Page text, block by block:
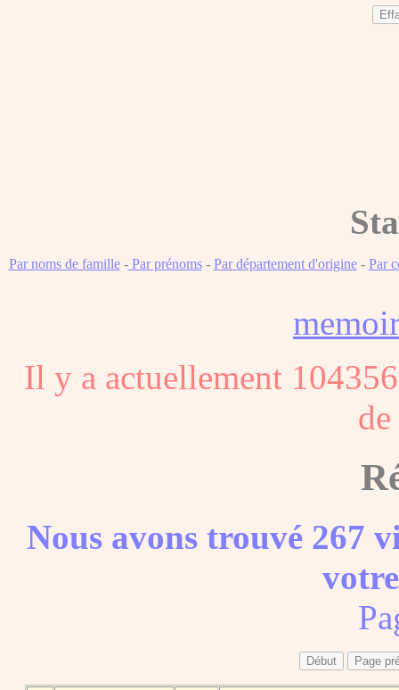
Par noms de famille-Par prénoms- Par département d'origine- Par
Il y a actuellement
Nous avons trouvé 267